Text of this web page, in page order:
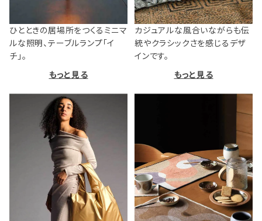
ひとときの居場所をつくるミニマ
ルな照明、テーブルランプ「イ
チ」。
もっと見る
カジュアルな風合いながらも伝
統やクラシックさを感じるデザ
インです。
もっと見る